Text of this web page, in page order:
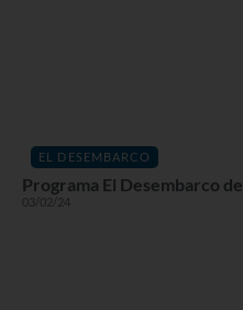
EL DESEMBARCO
Programa El Desembarco
03/02/24